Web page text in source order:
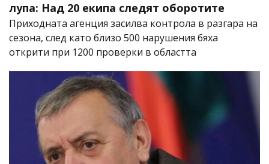
лупа: Над 20 екипа следят оборотите
Приходната агенция засилва контрола в разгара на
сезона, след като близо 500 нарушения бяха
открити при 1200 проверки в областта